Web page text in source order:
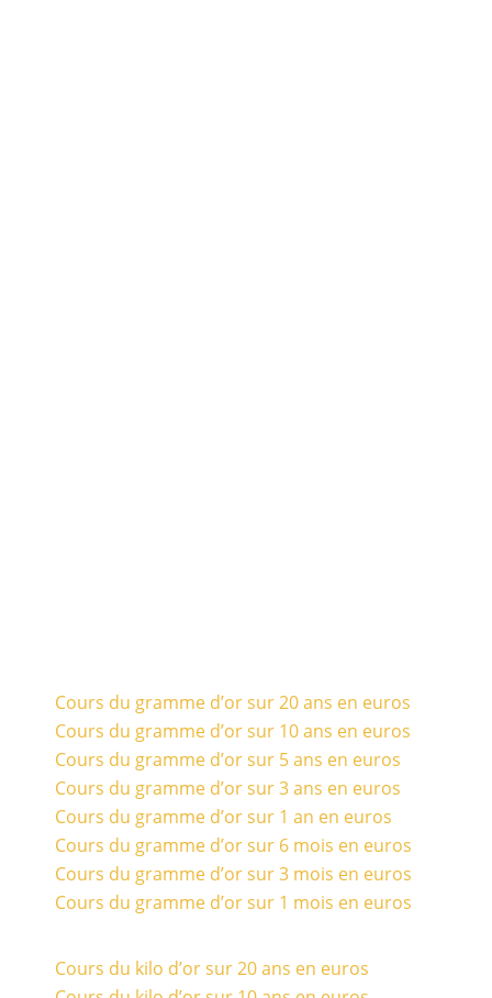
Cours du gramme d’or sur 20 ans en euros
Cours du gramme d’or sur 10 ans en euros
Cours du gramme d’or sur 5 ans en euros
Cours du gramme d’or sur 3 ans en euros
Cours du gramme d’or sur 1 an en euros
Cours du gramme d’or sur 6 mois en euros
Cours du gramme d’or sur 3 mois en euros
Cours du gramme d’or sur 1 mois en euros
Cours du kilo d’or sur 20 ans en euros